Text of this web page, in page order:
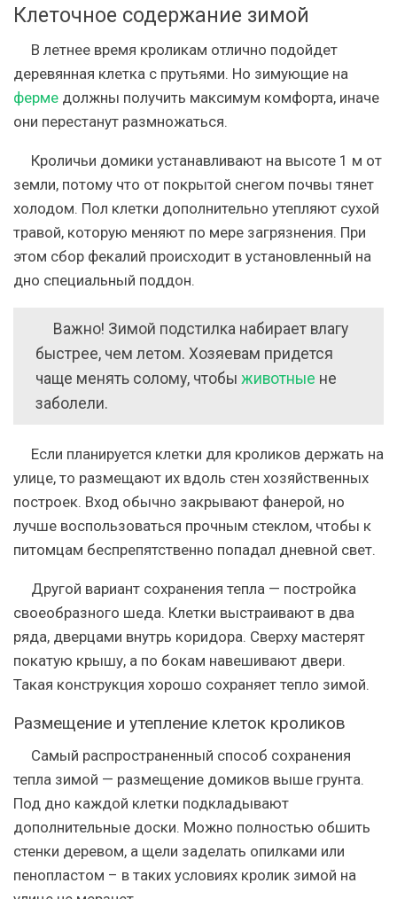
Клеточное содержание зимой
В летнее время кроликам отлично подойдет
деревянная клетка с прутьями. Но зимующие на
ферме должны получить максимум комфорта, иначе
они перестанут размножаться.
Кроличьи домики устанавливают на высоте 1 м от
земли, потому что от покрытой снегом почвы тянет
холодом. Пол клетки дополнительно утепляют сухой
травой, которую меняют по мере загрязнения. При
этом сбор фекалий происходит в установленный на
дно специальный поддон.
Важно! Зимой подстилка набирает влагу
быстрее, чем летом. Хозяевам придется
чаще менять солому, чтобы животные не
заболели.
Если планируется клетки для кроликов держать на
улице, то размещают их вдоль стен хозяйственных
построек. Вход обычно закрывают фанерой, но
лучше воспользоваться прочным стеклом, чтобы к
питомцам беспрепятственно попадал дневной свет.
Другой вариант сохранения тепла — постройка
своеобразного шеда. Клетки выстраивают в два
ряда, дверцами внутрь коридора. Сверху мастерят
покатую крышу, а по бокам навешивают двери.
Такая конструкция хорошо сохраняет тепло зимой.
Размещение и утепление клеток кроликов
Самый распространенный способ сохранения
тепла зимой — размещение домиков выше грунта.
Под дно каждой клетки подкладывают
дополнительные доски. Можно полностью обшить
стенки деревом, а щели заделать опилками или
пенопластом – в таких условиях кролик зимой на